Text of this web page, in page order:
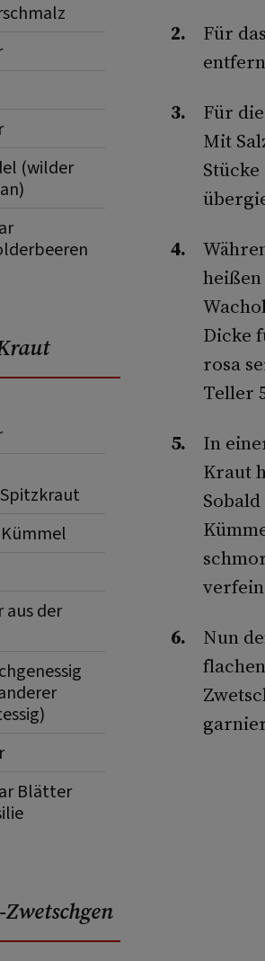
(wilder
aus der
Blätter
Für
Für
Mit
Dicke
rosa
Teller
In
Kraut
Nun